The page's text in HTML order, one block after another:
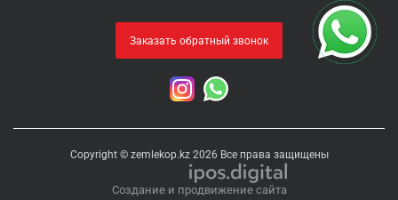
Заказать обратный звонок
Copyright © zemlekop.kz 2026 Все права защищены
Создание и продвижение сайта